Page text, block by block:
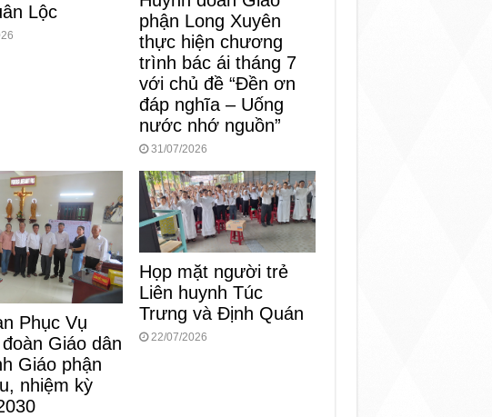
Lộc
phận Long Xuyên
thực hiện chương
trình bác ái tháng 7
với chủ đề “Đền ơn
đáp nghĩa – Uống
nước nhớ nguồn”
31/07/2026
Phục Vụ
Giáo dân
Giáo phận
nhiệm kỳ
Họp mặt người trẻ
Liên huynh Túc
Trưng và Định Quán
22/07/2026